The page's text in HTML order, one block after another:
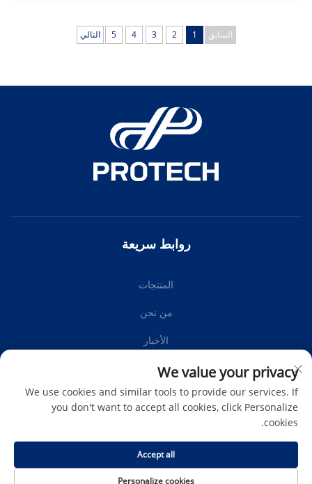
السابق 1
2
3
4
5 التالي
روابط سريعة
المنتجات
من نحن
الأخبار
اتصل بنا
حقوق الطبع والنشر © Protech Autoparts Co.,Ltd. جميع الحقوق
We value your privacy
We use cookies and similar tools to provide our services. If
you don't want to accept all cookies, click Personalize
cookies.
Personalize cookies
Accept all